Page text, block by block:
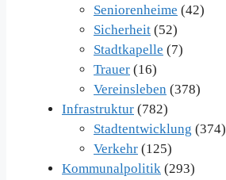
Seniorenheime (42)
Sicherheit (52)
Stadtkapelle (7)
Trauer (16)
Vereinsleben (378)
Infrastruktur (782)
Stadtentwicklung (374)
Verkehr (125)
Kommunalpolitik (293)